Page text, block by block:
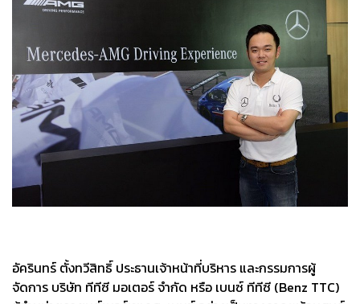
อัครินทร์ ตั้งทวีสิทธิ์ ประธานเจ้าหน้าที่บริหาร และกรรมการผู้
จัดการ บริษัท ทีทีซี มอเตอร์ จำกัด หรือ เบนซ์ ทีทีซี (Benz TTC)